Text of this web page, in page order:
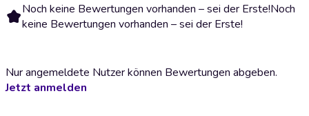
Noch keine Bewertungen vorhanden – sei der Erste!Noch
keine Bewertungen vorhanden – sei der Erste!
Nur angemeldete Nutzer können Bewertungen abgeben.
Jetzt anmelden